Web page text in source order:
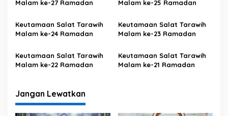
o
s
Malam ke-27 Ramadan
Malam ke-25 Ramadan
Keutamaan Salat Tarawih
Malam ke-24 Ramadan
Keutamaan Salat Tarawih
Malam ke-23 Ramadan
Keutamaan Salat Tarawih
Malam ke-22 Ramadan
Keutamaan Salat Tarawih
Malam ke-21 Ramadan
Jangan Lewatkan